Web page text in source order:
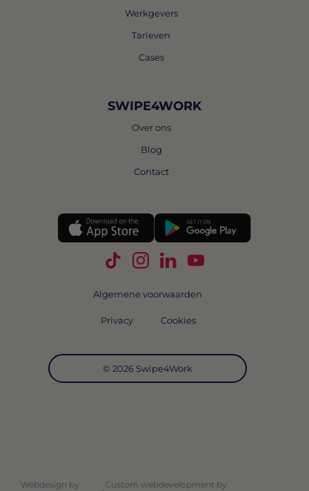
Werkgevers
Tarieven
Cases
SWIPE4WORK
Over ons
Blog
Contact
Volg Swipe4Work op TikTok
Volg Swipe4Work op
Volg Swipe4Work op
Volg Swipe4Work
© 2026 Swipe4Work
Algemene voorwaarden
Privacy Cookies
Webdesign by
Custom webdevelopment by